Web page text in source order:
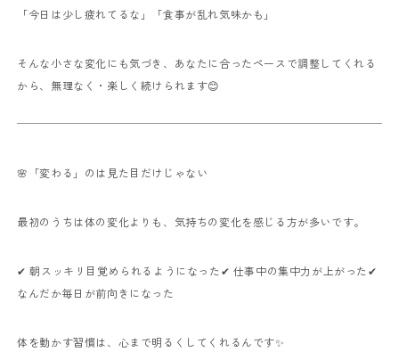
「今日は少し疲れてるな」「食事が乱れ気味かも」
そんな小さな変化にも気づき、あなたに合ったペースで調整してくれる
から、無理なく・楽しく続けられます😊
🌸「変わる」のは見た目だけじゃない
最初のうちは体の変化よりも、気持ちの変化を感じる方が多いです。
✔ 朝スッキリ目覚められるようになった✔ 仕事中の集中力が上がった✔
なんだか毎日が前向きになった
体を動かす習慣は、心まで明るくしてくれるんです✨